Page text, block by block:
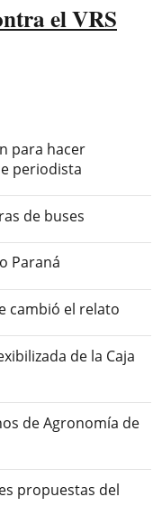
el VRS
para hacer
periodista
de buses
Paraná
cambió el relato
de la Caja
de Agronomía de
propuestas del